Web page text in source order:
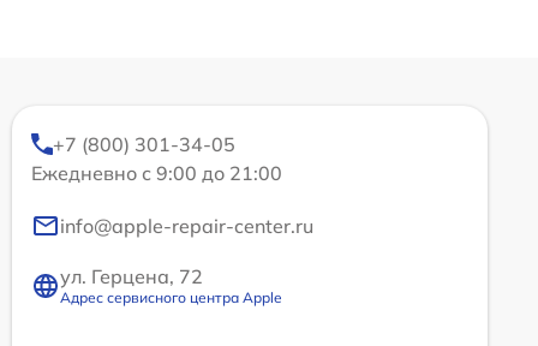
+7 (800) 301-34-05
Ежедневно с 9:00 до 21:00
info@apple-repair-center.ru
ул. Герцена, 72
Адрес сервисного центра Apple